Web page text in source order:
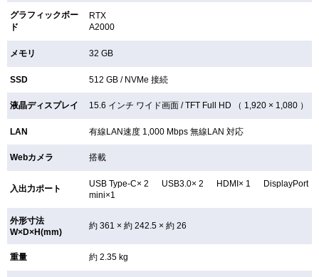
グラフィックボー
ド
RTX
A2000
メモリ 32 GB
SSD 512 GB / NVMe 接続
液晶ディスプレイ 15.6 インチ ワイド画面 /TFT Full HD （ 1,920 × 1,080 ）
LAN 有線LAN速度 1,000 Mbps 無線LAN対応
Webカメラ 搭載
入出力ポート
USB Type-C× 2 USB3.0× 2 HDMI× 1 DisplayPort
mini×1
外形寸法
W×D×H(mm)
約 361 × 約 242.5 × 約 26
重量 約 2.35 kg